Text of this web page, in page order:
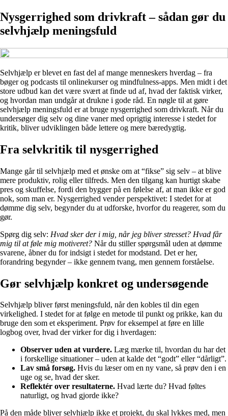
Nysgerrighed som drivkraft – sådan gør du
selvhjælp meningsfuld
Selvhjælp er blevet en fast del af mange menneskers hverdag – fra
bøger og podcasts til onlinekurser og mindfulness-apps. Men midt i det
store udbud kan det være svært at finde ud af, hvad der faktisk virker,
og hvordan man undgår at drukne i gode råd. En nøgle til at gøre
selvhjælp meningsfuld er at bruge nysgerrighed som drivkraft. Når du
undersøger dig selv og dine vaner med oprigtig interesse i stedet for
kritik, bliver udviklingen både lettere og mere bæredygtig.
Fra selvkritik til nysgerrighed
Mange går til selvhjælp med et ønske om at “fikse” sig selv – at blive
mere produktiv, rolig eller tilfreds. Men den tilgang kan hurtigt skabe
pres og skuffelse, fordi den bygger på en følelse af, at man ikke er god
nok, som man er. Nysgerrighed vender perspektivet: I stedet for at
dømme dig selv, begynder du at udforske, hvorfor du reagerer, som du
gør.
Spørg dig selv: Hvad sker der i mig, når jeg bliver stresset? Hvad får
mig til at føle mig motiveret? Når du stiller spørgsmål uden at dømme
svarene, åbner du for indsigt i stedet for modstand. Det er her,
forandring begynder – ikke gennem tvang, men gennem forståelse.
Gør selvhjælp konkret og undersøgende
Selvhjælp bliver først meningsfuld, når den kobles til din egen
virkelighed. I stedet for at følge en metode til punkt og prikke, kan du
bruge den som et eksperiment. Prøv for eksempel at føre en lille
logbog over, hvad der virker for dig i hverdagen:
Observer uden at vurdere. Læg mærke til, hvordan du har det
i forskellige situationer – uden at kalde det “godt” eller “dårligt”.
Lav små forsøg. Hvis du læser om en ny vane, så prøv den i en
uge og se, hvad der sker.
Reflektér over resultaterne. Hvad lærte du? Hvad føltes
naturligt, og hvad gjorde ikke?
På den måde bliver selvhjælp ikke et projekt, du skal lykkes med, men